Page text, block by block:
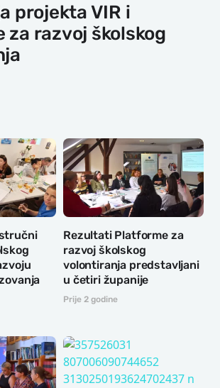
projekta VIR i
za razvoj školskog
Rezultati Platforme za
razvoj školskog
volontiranja predstavljani
u četiri županije
Prije 2 godine